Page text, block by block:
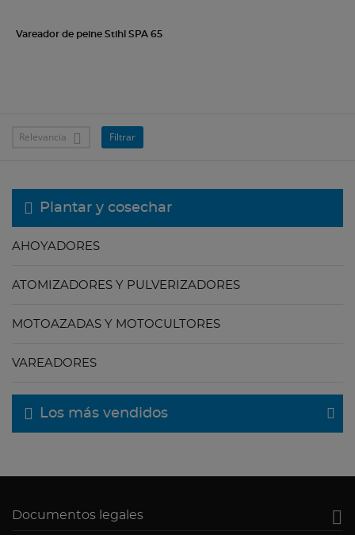
Plantar y cosechar
AHOYADORES
ATOMIZADORES Y PULVERIZADORES
MOTOAZADAS Y MOTOCULTORES
VAREADORES
Los más vendidos
Vareador de peine Stihl SPA 65
Relevancia  Filtrar
Documentos legales 